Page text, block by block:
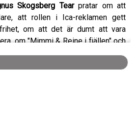
Skogsberg Tearpratar om att
att rollen i Ica-reklamen gett
om att det är dumt att vara
om "Mimmi & Reine i fjällen" och
Det blir också snack om att få
om att upptäcka Izabella